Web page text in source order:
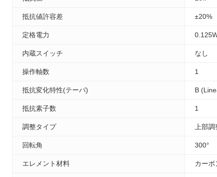
抵抗値許容差 ±20%
定格電力
内蔵スイッチ なし
操作軸数 1
抵抗変化特性(テーパ) B
抵抗素子数 1
調整タイプ 上部
回転角 300°
エレメント材料 カーボ